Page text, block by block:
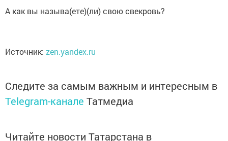
А как вы называ(ете)(ли) свою свекровь?
Источник: zen.yandex.ru
Следите за самым важным и интересным в
Telegram-канале Татмедиа
Читайте новости Татарстана в